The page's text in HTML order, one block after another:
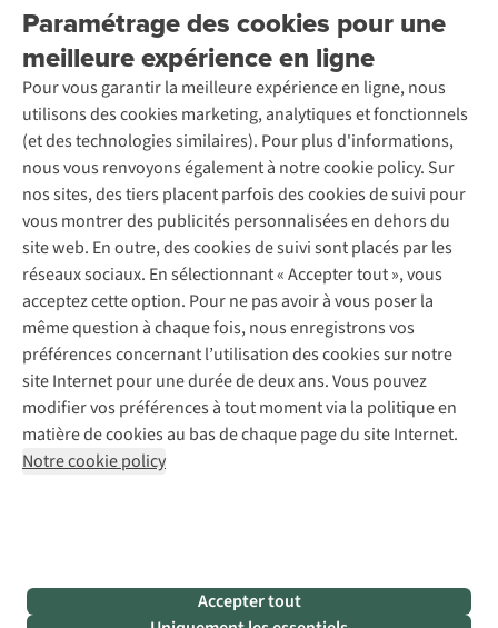
Paramétrage des cookies pour une
meilleure expérience en ligne
Pour vous garantir la meilleure expérience en ligne, nous
utilisons des cookies marketing, analytiques et fonctionnels
(et des technologies similaires). Pour plus d'informations,
nous vous renvoyons également à notre cookie policy. Sur
nos sites, des tiers placent parfois des cookies de suivi pour
vous montrer des publicités personnalisées en dehors du
site web. En outre, des cookies de suivi sont placés par les
réseaux sociaux. En sélectionnant « Accepter tout », vous
acceptez cette option. Pour ne pas avoir à vous poser la
même question à chaque fois, nous enregistrons vos
préférences concernant l’utilisation des cookies sur notre
site Internet pour une durée de deux ans. Vous pouvez
modifier vos préférences à tout moment via la politique en
matière de cookies au bas de chaque page du site Internet.
Notre cookie policy
Accepter tout
Rétractation d'une commande
Entretien & réparations
Garantie
Contactez-nous
À propos d’Ayacucho
Nos magasins
À propos d’A.S.Adventure
Déclaration d'accessibilité
Location / Location sports d’hiver
Entretien de ski
Service de lavage
Entretien de chaussures
Réparation de chaussures
Réparation de vêtements
Retouches
Pour les entreprises
Découvrez
A.S.Magazine
Explore Camp
Gear Check
Expertise & conseils
Abonnez-vous à la newsletter
Suivez-nous
Mentions légales
Politique de confidentialité
Conditions générales
Cookie Policy
AS Adventure Luxemburg SA,